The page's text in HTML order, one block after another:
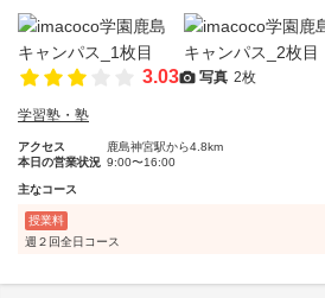
3.03 写真 2枚
学習塾・塾
アクセス
鹿島神宮駅から4.8km
本日の営業状況 9:00〜16:00
主なコース
授業料
週２回全日コース